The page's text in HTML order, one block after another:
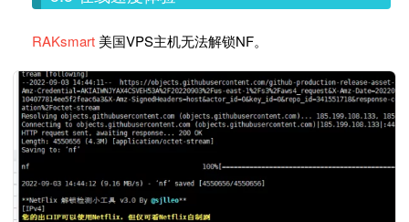
RAKsmart 美国VPS主机无法解锁NF。